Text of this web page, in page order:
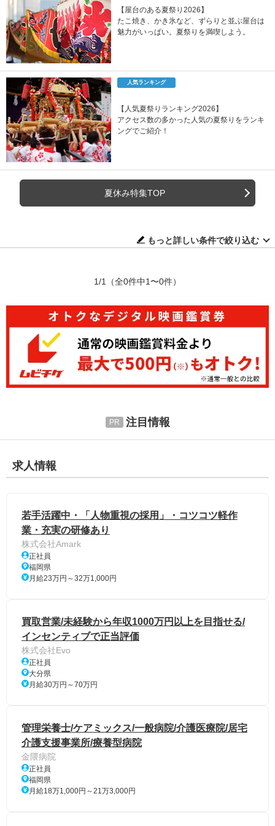
【屋台のある夏祭り2026】
たこ焼き、かき氷など、ずらりと並ぶ屋台は
魅力がいっぱい。夏祭りを満喫しよう。
人気ランキング
【人気夏祭りランキング2026】
アクセス数の多かった人気の夏祭りをランキ
ングでご紹介！
夏休み特集TOP
もっと詳しい条件で絞り込む
1/1 （全0件中1〜0件）
注目情報
求人情報
若手活躍中・「人物重視の採用」・コツコツ軽作
業・充実の研修あり
株式会社Amark
正社員
福岡県
月給23万円～32万1,000円
買取営業/未経験から年収1000万円以上を目指せる/
インセンティブで正当評価
株式会社Evo
正社員
大分県
月給30万円～70万円
管理栄養士/ケアミックス/一般病院/介護医療院/居宅
介護支援事業所/療養型病院
金隈病院
正社員
福岡県
月給18万1,000円～21万3,000円